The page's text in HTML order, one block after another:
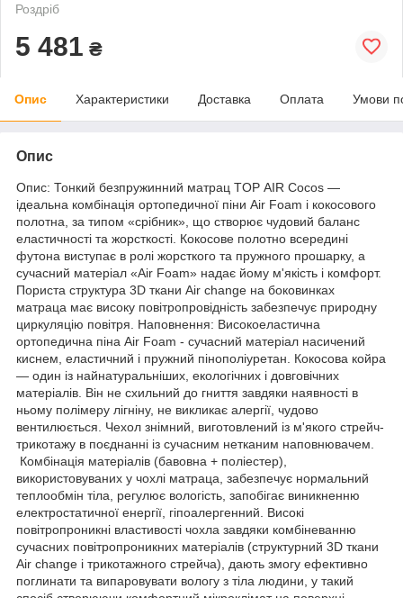
Роздріб
5 481 ₴
Опис Характеристики Доставка Оплата Умови
Опис
Опис: Тонкий безпружинний матрац TOP AIR Cocos —
ідеальна комбінація ортопедичної піни Air Foam і кокосового
полотна, за типом «срібник», що створює чудовий баланс
еластичності та жорсткості. Кокосове полотно всередині
футона виступає в ролі жорсткого та пружного прошарку, а
сучасний матеріал «Air Foam» надає йому м'якість і комфорт.
Пориста структура 3D ткани Air change на боковинках
матраца має високу повітропровідність забезпечує природну
циркуляцію повітря. Наповнення: Високоеластична
ортопедична піна Air Foam - сучасний матеріал насичений
киснем, еластичний і пружний пінополіуретан. Кокосова койра
— один із найнатуральніших, екологічних і довговічних
матеріалів. Він не схильний до гниття завдяки наявності в
ньому полімеру лігніну, не викликає алергії, чудово
вентилюється. Чехол знімний, виготовлений із м'якого стрейч-
трикотажу в поєднанні із сучасним нетканим наповнювачем.
Комбінація матеріалів (бавовна + поліестер),
використовуваних у чохлі матраца, забезпечує нормальний
теплообмін тіла, регулює вологість, запобігає виникненню
електростатичної енергії, гіпоалергенний. Високі
повітропроникні властивості чохла завдяки комбіневанню
сучасних повітропроникних матеріалів (структурний 3D ткани
Air change і трикотажного стрейча), дають змогу ефективно
поглинати та випаровувати вологу з тіла людини, у такий